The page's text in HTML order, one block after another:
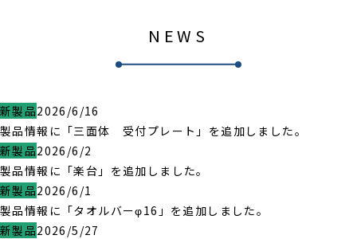
NEWS
新製品2026/6/16
製品情報に「三面体 受付プレート」を追加しました。
新製品2026/6/2
製品情報に「楽台」を追加しました。
新製品2026/6/1
製品情報に「タオルバーφ16」を追加しました。
新製品2026/5/27